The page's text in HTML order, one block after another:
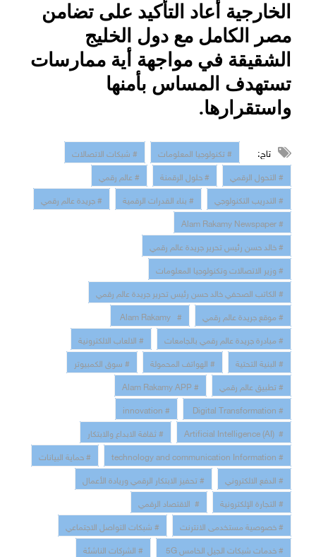
الخارجية أعاد التأكيد على تضامن
مصر الكامل مع دول الخليج
الشقيقة في مواجهة أية ممارسات
تستهدف المساس بأمنها
واستقرارها.
تاج: # تكنولوجيا المعلومات
# شبكات الاتصالات
# التحول الرقمي
# حلول الرقمنة
# عالم رقمي
# التدريب التكنولوجي
# بناء القدرات الرقمية
# جريدة عالم رقمي
# Alam Rakamy Newspaper
# خالد حسن رئيس تحرير جريدة عالم رقمي
# وزير الاتصالات وتكنولوجيا المعلومات
# الكاتب الصحفي خالد حسن رئيس تحرير جريدة عالم رقمي
# موقع جريدة عالم رقمي
# Alam Rakamy
# مبادرة جريدة عالم رقمي بالجامعات
# الالعاب الالكترونية
# البنية التحتية
# الهواتف المحمولة
# سوق الكمبيوتر
# تطبيق عالم رقمي
# Alam Rakamy APP
# Digital Transformation
# innovation
# Artificial Intelligence (AI)
# ثقافة الابداع والابتكار
# technology and communication Information
# حماية البيانات
# الدفع الالكتروني
# تحفيز الابتكار الرقمي وريادة الأعمال
# التجارة الإلكترونية
# الاقتصاد الرقمي
# خصوصية مستخدمى الانترنت
# شبكات التواصل الاجتماعي
# خدمات شبكات الجيل الخامس 5G
# الشركات الناشئة